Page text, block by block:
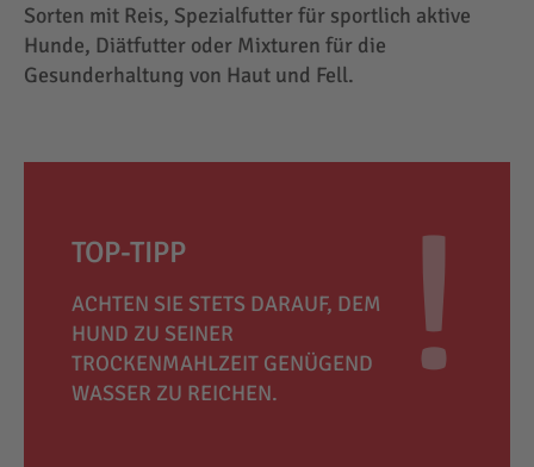
Sorten mit Reis, Spezialfutter für sportlich aktive
Hunde, Diätfutter oder Mixturen für die
Gesunderhaltung von Haut und Fell.
TOP-TIPP
ACHTEN SIE STETS DARAUF, DEM
HUND ZU SEINER
TROCKENMAHLZEIT GENÜGEND
WASSER ZU REICHEN.